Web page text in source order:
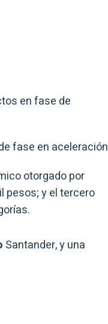
en fase de
fase en aceleración
otorgado por
pesos; y el tercero
Santander, y una